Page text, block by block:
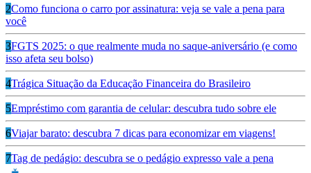
2Como funciona o carro por assinatura: veja se vale a pena para
você
3FGTS 2025: o que realmente muda no saque-aniversário (e como
isso afeta seu bolso)
4Trágica Situação da Educação Financeira do Brasileiro
5Empréstimo com garantia de celular: descubra tudo sobre ele
6Viajar barato: descubra 7 dicas para economizar em viagens!
7Tag de pedágio: descubra se o pedágio expresso vale a pena